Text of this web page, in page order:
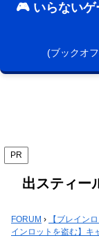
🎮 いらない
(ブックオ
PR
出スティー
FORUM › 【ブレイン
インロットを盗む】キ